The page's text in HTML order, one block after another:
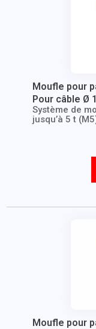
Moufle pour
Pour câble Ø
Système de
jusqu’à 5 t
Moufle pour